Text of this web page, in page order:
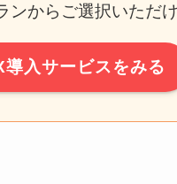
ンからご選択いただ
導入サービスをみる